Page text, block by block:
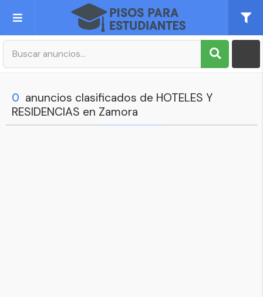
Publica tu Anuncio
Mi cuenta
0 anuncios clasificados de HOTELES Y
RESIDENCIAS en Zamora